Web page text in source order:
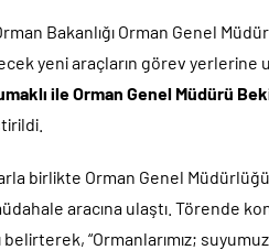
Bakanlığı Orman Genel
yeni araçların görev yerlerine
ile Orman Genel Müdürü
birlikte Orman Genel
aracına ulaştı. Törende
belirterek, “Ormanlarımız;